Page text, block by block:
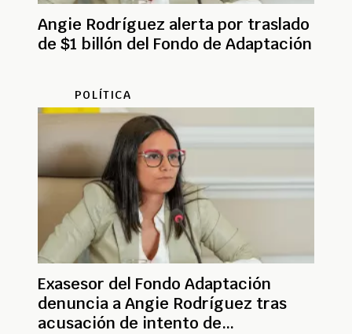
Angie Rodríguez alerta por traslado
de $1 billón del Fondo de Adaptación
POLÍTICA
Exasesor del Fondo Adaptación
denuncia a Angie Rodríguez tras
acusación de intento de